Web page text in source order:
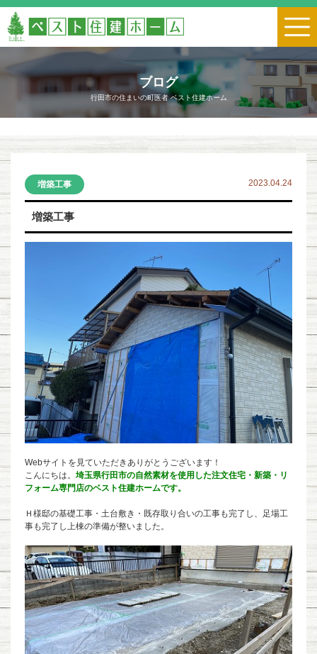
ブログ
行田市の住まいの町医者 ベスト住建ホーム
増築工事 2023.04.24
増築工事
Webサイトを見ていただきありがとうございます！
こんにちは。 埼玉県行田市の自然素材を使用した注文住宅・新築・リ
フォーム専門店のベスト住建ホームです。
Ｈ様邸の基礎工事・土台敷き・既存取り合いの工事も完了し、足場工
事も完了し上棟の準備が整いました。